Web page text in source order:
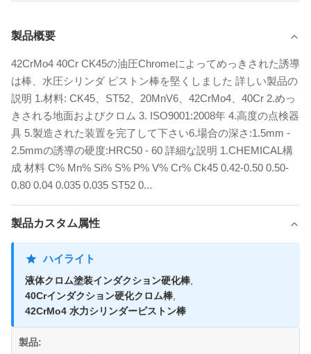
製品概要
42CrMo4 40Cr CK45の油圧Chromeによってめっきされた誘導
は棒、水圧シリンダ ピストン棒を堅くしました 詳しい製品の
説明 1.材料: CK45、ST52、20MnV6、42CrMo4、40Cr 2.めっ
きされる地面およびクロム 3. ISO9001:2008年 4.高度の点検器
具 5.製造された装置を完了して下さい6.場合の深さ:1.5mm -
2.5mmの誘導の硬度:HRC50 - 60 詳細な説明 1.CHEMICAL構
成 材料 C% Mn% Si% S% P% V% Cr% Ck45 0.42-0.50 0.50-
0.80 0.04 0.035 0.035 ST52 0...
製品カスタム属性
ハイライト
液体クロム塗装インダクション硬化棒
40Crインダクション硬化クロム棒
42CrMo4 水力シリンダーピストン棒
製品: